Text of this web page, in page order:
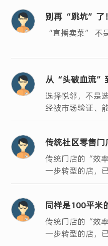
别再“跳坑”了
条“黄金法则”
“直播卖菜” 不
从“头破血流”
转型，系统选对
选择悦邻，不是
经被市场验证、
传统社区零售
家店”做“一整
来了
传统门店的“效
一步转型的店，
行。
同样是100平米
卖几万，你却
传统门店的“效
一步转型的店，